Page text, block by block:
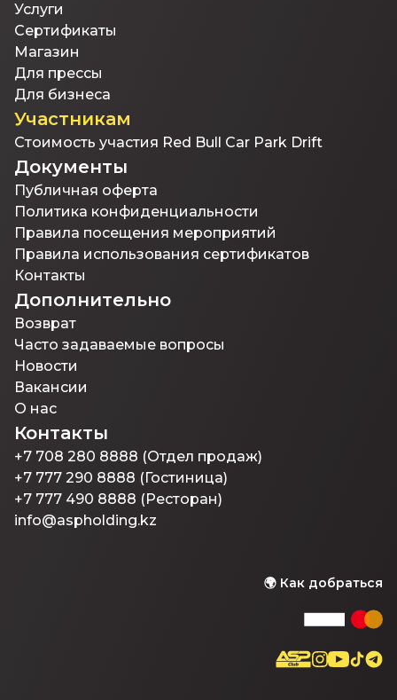
Услуги
Сертификаты
Магазин
Для прессы
Для бизнеса
Участникам
Стоимость участия Red Bull Car Park Drift
Документы
Публичная оферта
Политика конфиденциальности
Правила посещения мероприятий
Правила использования сертификатов
Контакты
Дополнительно
Возврат
Часто задаваемые вопросы
Новости
Вакансии
О нас
Контакты
+7 708 280 8888 (Отдел продаж)
+7 777 290 8888 (Гостиница)
+7 777 490 8888 (Ресторан)
info@aspholding.kz
🌍 Как добраться